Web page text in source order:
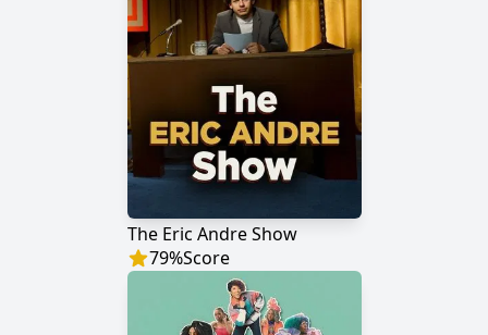
The Eric Andre Show
79%Score